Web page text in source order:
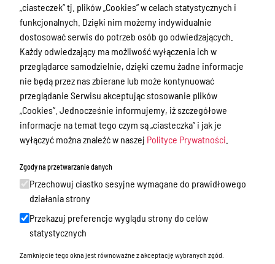
Urząd Miejski w Miłakowie
Gmina Miłakowo
Majątek i finanse
Zamówienia publiczne
Urząd Stanu Cywilnego
Ewidencja ludności, dowody osobiste,
działalność gospodarcza
Ogłoszenia
Petycje
Nabór
Dyżury Aptek w Powiecie Ostródzkim
„ciasteczek” tj. plików „Cookies” w celach statystycznych i
funkcjonalnych. Dzięki nim możemy indywidualnie
dostosować serwis do potrzeb osób go odwiedzających.
Każdy odwiedzający ma możliwość wyłączenia ich w
przeglądarce samodzielnie, dzięki czemu żadne informacje
nie będą przez nas zbierane lub może kontynuować
przeglądanie Serwisu akceptując stosowanie plików
„Cookies”. Jednocześnie informujemy, iż szczegółowe
informacje na temat tego czym są „ciasteczka” i jak je
wyłączyć można znaleźć w naszej Polityce Prywatności
Zgody na przetwarzanie danych
Przechowuj ciastko sesyjne wymagane do prawidłowego
działania strony
Przekazuj preferencje wyglądu strony do celów
statystycznych
Zamknięcie tego okna jest równoważne z akceptację wybranych zgód.